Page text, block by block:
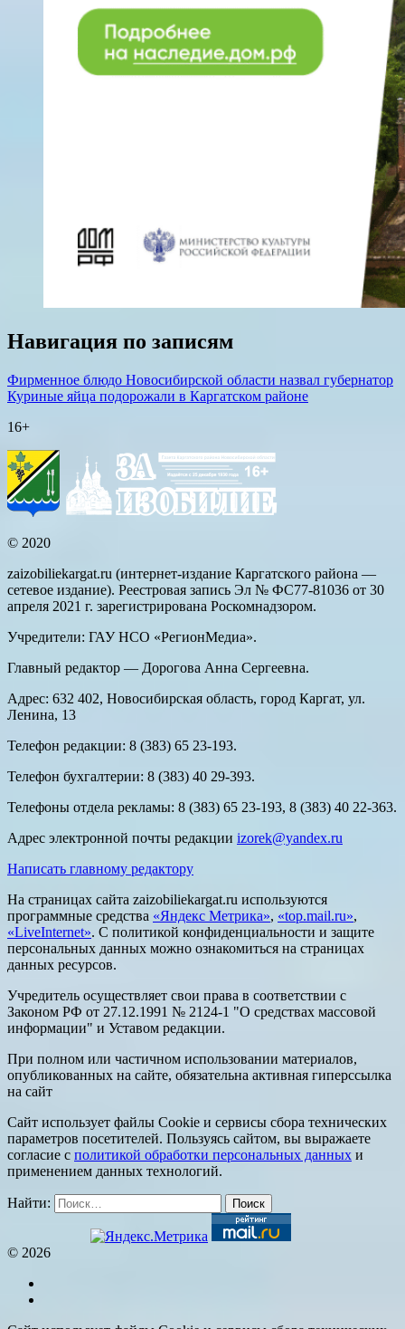
Навигация по записям
Фирменное блюдо Новосибирской области назвал губернатор
Куриные яйца подорожали в Каргатском районе
16+
© 2020
zaizobiliekargat.ru (интернет-издание Каргатского района —
сетевое издание). Реестровая запись Эл № ФС77-81036 от 30
апреля 2021 г. зарегистрирована Роскомнадзором.
Учредители: ГАУ НСО «РегионМедиа».
Главный редактор — Дорогова Анна Сергеевна.
Адрес: 632 402, Новосибирская область, город Каргат, ул.
Ленина, 13
Телефон редакции: 8 (383) 65 23-193.
Телефон бухгалтерии: 8 (383) 40 29-393.
Телефоны отдела рекламы: 8 (383) 65 23-193, 8 (383) 40 22-363.
Адрес электронной почты редакции izorek@yandex.ru
Написать главному редактору
На страницах сайта zaizobiliekargat.ru используются
программные средства «Яндекс Метрика», «top.mail.ru»,
«LiveInternet». С политикой конфиденциальности и защите
персональных данных можно ознакомиться на страницах
данных ресурсов.
Учредитель осуществляет свои права в соответствии с
Законом РФ от 27.12.1991 № 2124-1 "О средствах массовой
информации" и Уставом редакции.
При полном или частичном использовании материалов,
опубликованных на сайте, обязательна активная гиперссылка
на сайт
Сайт использует файлы Cookie и сервисы сбора технических
параметров посетителей. Пользуясь сайтом, вы выражаете
согласие с политикой обработки персональных данных и
применением данных технологий.
Найти:
© 2026